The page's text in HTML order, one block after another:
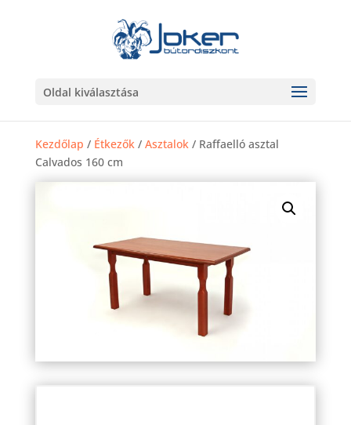
Oldal kiválasztása
Kezdőlap / Étkezők/ Asztalok/ Raffaelló asztal
Calvados 160 cm